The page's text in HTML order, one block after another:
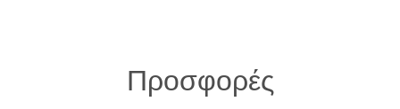
Προσφορές